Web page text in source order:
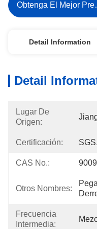
Obtenga El Mejor
Detail Information
Detail
Lugar De
Origen:
Certificación:
CAS No.:
Otros Nombres:
Frecuencia
Intermedia: